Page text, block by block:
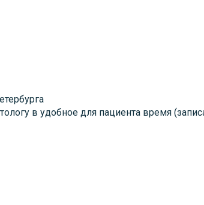
в удобное для пациента время